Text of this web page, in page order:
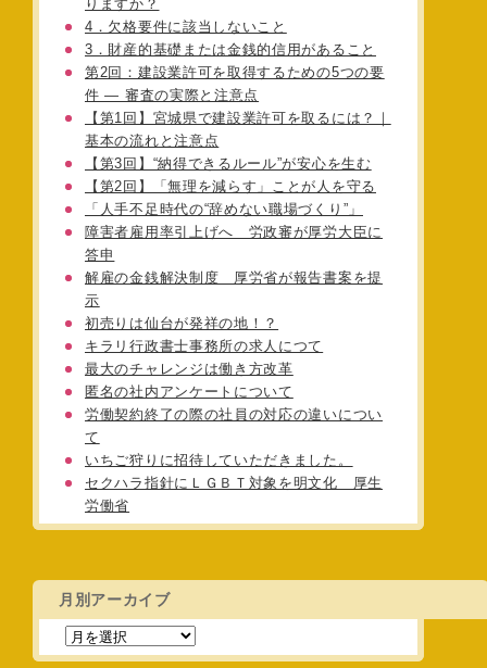
りますか？
4．欠格要件に該当しないこと
3．財産的基礎または金銭的信用があること
第2回：建設業許可を取得するための5つの要
件 ― 審査の実際と注意点
【第1回】宮城県で建設業許可を取るには？｜
基本の流れと注意点
【第3回】“納得できるルール”が安心を生む
【第2回】「無理を減らす」ことが人を守る
「人手不足時代の“辞めない職場づくり”」
障害者雇用率引上げへ 労政審が厚労大臣に
答申
解雇の金銭解決制度 厚労省が報告書案を提
示
初売りは仙台が発祥の地！？
キラリ行政書士事務所の求人につて
最大のチャレンジは働き方改革
匿名の社内アンケートについて
労働契約終了の際の社員の対応の違いについ
て
いちご狩りに招待していただきました。
セクハラ指針にＬＧＢＴ対象を明文化 厚生
労働省
月別アーカイブ